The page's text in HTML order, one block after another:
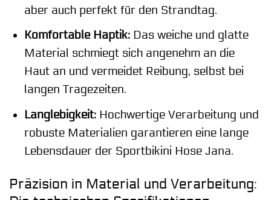
aber auch perfekt für den Strandtag.
Komfortable Haptik:Das weiche und glatte
Material schmiegt sich angenehm an die
Haut an und vermeidet Reibung, selbst bei
langen Tragezeiten.
Langlebigkeit:Hochwertige Verarbeitung und
robuste Materialien garantieren eine lange
Lebensdauer der Sportbikini Hose Jana.
Präzision in Material und Verarbeitung: